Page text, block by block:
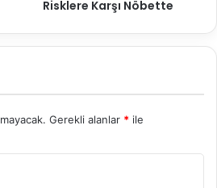
Risklere Karşı Nöbette
Gerekli alanlar * ile